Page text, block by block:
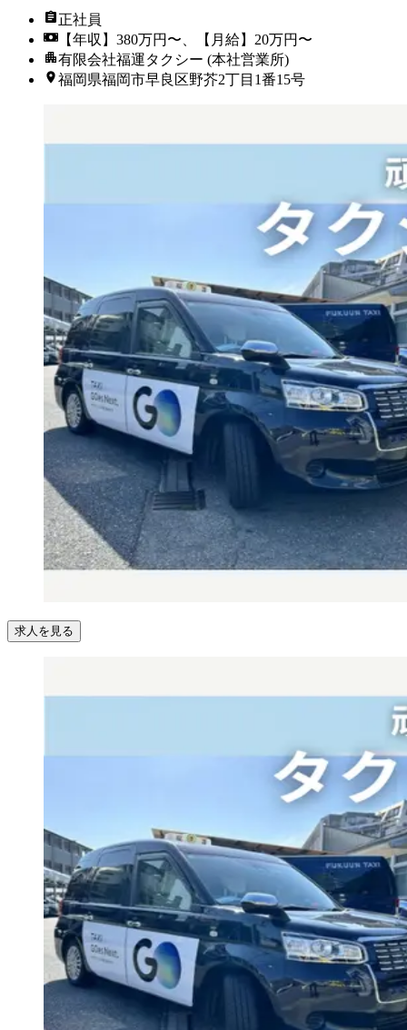
正社員
【年収】380万円〜、【月給】20万円〜
有限会社福運タクシー (本社営業所)
福岡県福岡市早良区野芥2丁目1番15号
求人を見る